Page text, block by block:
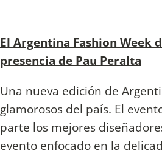
El Argentina Fashion Week
presencia de Pau Peralta
Una nueva edición de
glamorosos del país. El
parte los mejores
evento enfocado en la